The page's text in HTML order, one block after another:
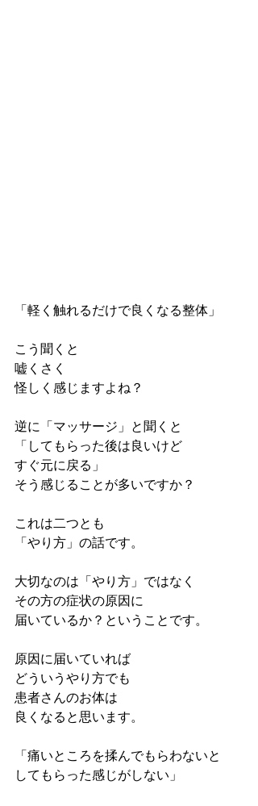
「軽く触れるだけで良くなる整体」
こう聞くと
嘘くさく
怪しく感じますよね？
逆に「マッサージ」と聞くと
「してもらった後は良いけど
すぐ元に戻る」
そう感じることが多いですか？
これは二つとも
「やり方」の話です。
大切なのは「やり方」ではなく
その方の症状の原因に
届いているか？ということです。
原因に届いていれば
どういうやり方でも
患者さんのお体は
良くなると思います。
「痛いところを揉んでもらわないと
してもらった感じがしない」